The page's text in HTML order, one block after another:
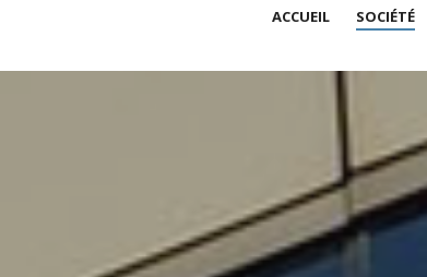
ACCUEIL SOCIÉTÉ